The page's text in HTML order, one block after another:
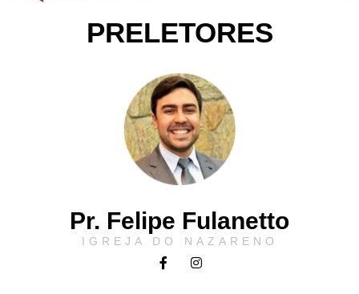
PRELETORES
Pr. Felipe Fulanetto
IGREJA DO NAZARENO